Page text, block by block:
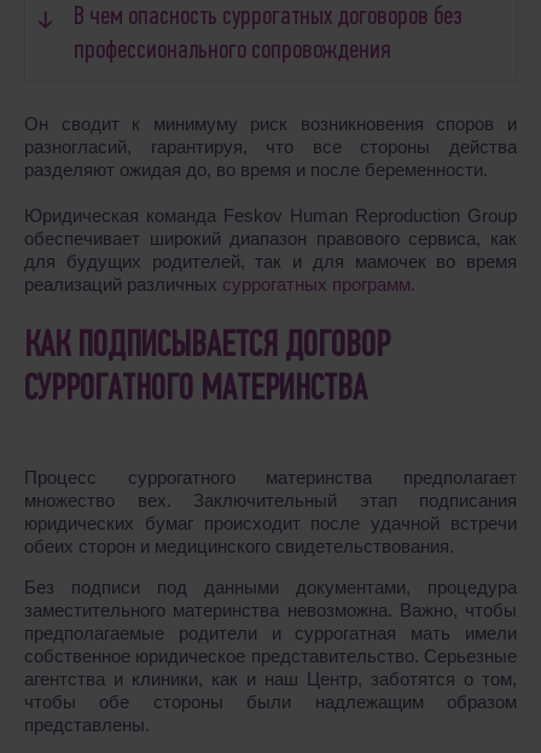
В чем опасность суррогатных договоров без
профессионального сопровождения
Он сводит к минимуму риск возникновения споров и
разногласий, гарантируя, что все стороны действа
разделяют ожидая до, во время и после беременности.
Юридическая команда Feskov Human Reproduction Group
обеспечивает широкий диапазон правового сервиса, как
для будущих родителей, так и для мамочек во время
реализаций различных суррогатных программ.
КАК ПОДПИСЫВАЕТСЯ ДОГОВОР
СУРРОГАТНОГО МАТЕРИНСТВА
Процесс суррогатного материнства предполагает
множество вех. Заключительный этап подписания
юридических бумаг происходит после удачной встречи
обеих сторон и медицинского свидетельствования.
Без подписи под данными документами, процедура
заместительного материнства невозможна. Важно, чтобы
предполагаемые родители и суррогатная мать имели
собственное юридическое представительство. Серьезные
агентства и клиники, как и наш Центр, заботятся о том,
чтобы обе стороны были надлежащим образом
представлены.